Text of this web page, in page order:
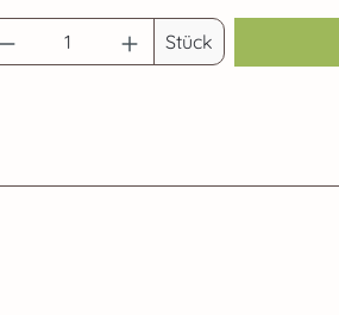
Anzahl: Gib den
Stück